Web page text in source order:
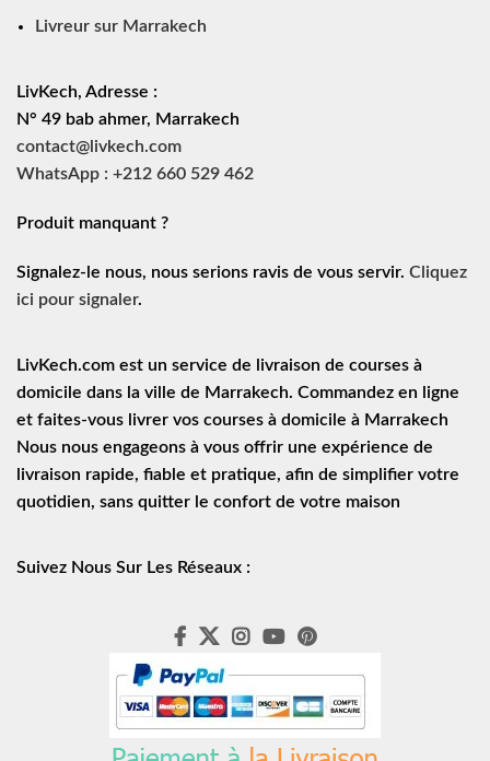
Livreur sur Marrakech
LivKech, Adresse :
N° 49 bab ahmer, Marrakech
contact@livkech.com
WhatsApp : +212 660 529 462
Produit manquant ?
Signalez-le nous, nous serions ravis de vous servir. Cliquez
ici pour signaler.
LivKech.com est un service de
livraison de courses à
domicile dans la ville de Marrakech. Commandez en ligne
et faites-vous livrer vos courses à domicile à Marrakech
Nous nous engageons à vous offrir une expérience de
livraison rapide, fiable et pratique, afin de simplifier votre
quotidien, sans quitter le confort de votre maison
Suivez Nous Sur Les Réseaux :